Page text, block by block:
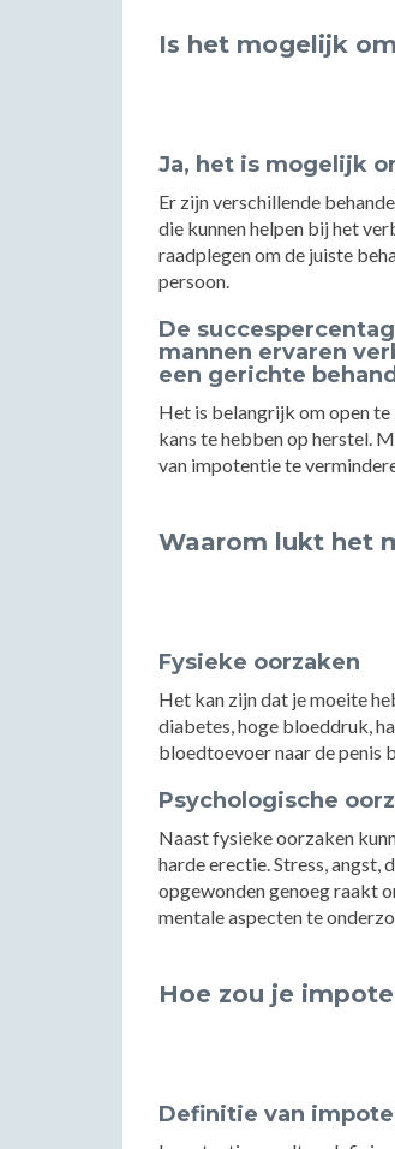
Is het mogelijk
Ja, het is mogelijk
Er zijn verschillende
die kunnen helpen bij het
raadplegen om de juiste
persoon.
De
mannen ervaren
een gerichte
Het is belangrijk om open
kans te hebben op herstel.
van impotentie te
Waarom lukt het
Fysieke oorzaken
Het kan zijn dat je moeite
diabetes, hoge bloeddruk,
bloedtoevoer naar de penis
Psychologische
Naast fysieke oorzaken
harde erectie. Stress,
opgewonden genoeg raakt
mentale aspecten te
Hoe zou je
Definitie van